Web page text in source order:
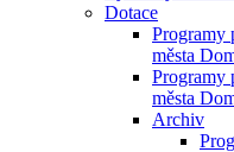
Dotace
Programy
města
Programy
města
Archiv